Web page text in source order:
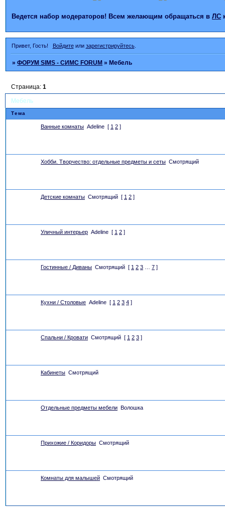
Ведется набор модераторов! Всем желающим обращаться в ЛС
Привет, Гость! Войдитеили зарегистрируйтесь.
»ФОРУМ SIMS - СИМС FORUM »Мебель
Мебель
Страница:1
Тема
Ванные комнаты Adeline [ 1 2 ]
Хобби. Творчество: отдельные предметы и сеты Смотрящий
Детские комнаты Смотрящий [ 1 2 ]
Уличный интерьер Adeline [ 1 2 ]
Гостинные / Диваны Смотрящий [ 1 2 3 7 ]
Кухни / Столовые Adeline [ 1 2 3 4 ]
Спальни / Кровати Смотрящий [ 1 2 3 ]
Кабинеты Смотрящий
Отдельные предметы мебели Волошка
Прихожие / Коридоры Смотрящий
Комнаты для малышей Смотрящий